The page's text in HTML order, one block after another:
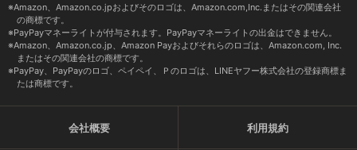
Amazon、Amazon.co.jpおよびそのロゴは、Amazon.com,Inc.またはその関連会社
の商標です。
PayPayマネーライトが付与されます。PayPayマネーライトの出金はできません。
Amazon、Amazon.co.jp、Amazon Payおよびそれらのロゴは、Amazon.com, Inc.
またはその関連会社の商標です。
PayPay、PayPayのロゴ、ペイペイ、Ｐのロゴは、LINEヤフー株式会社の登録商標ま
たは商標です。
会社概要 利用規約